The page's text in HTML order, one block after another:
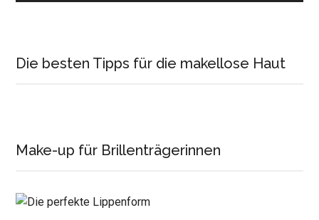
Die besten Tipps für die makellose Haut
Make-up für Brillenträgerinnen